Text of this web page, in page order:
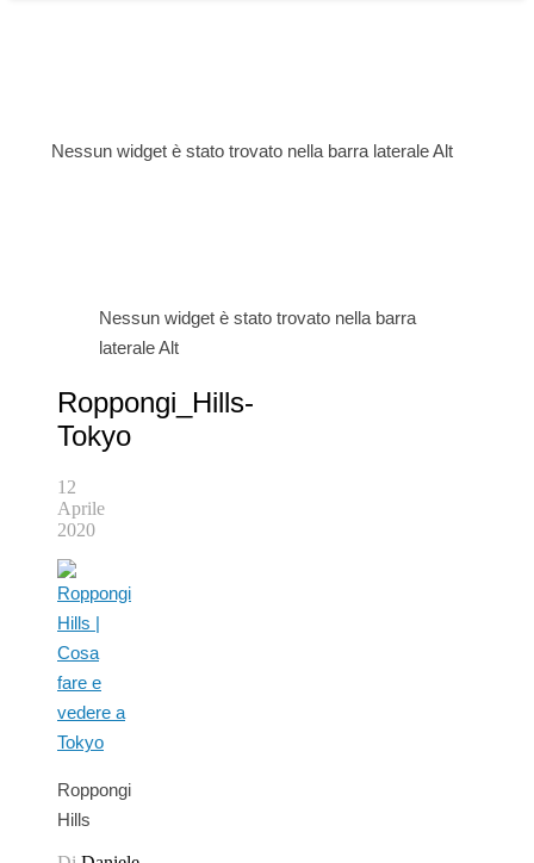
Nessun widget è stato trovato nella barra laterale Alt
Nessun widget è stato trovato nella barra
laterale Alt
Roppongi_Hills-
Tokyo
12
Aprile
2020
Roppongi
Hills